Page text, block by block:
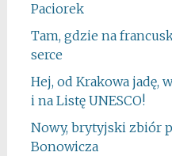
Paciorek
Tam, gdzie na
serce
Hej, od Krakowa jadę,
i na Listę UNESCO!
Nowy, brytyjski zbiór
Bonowicza